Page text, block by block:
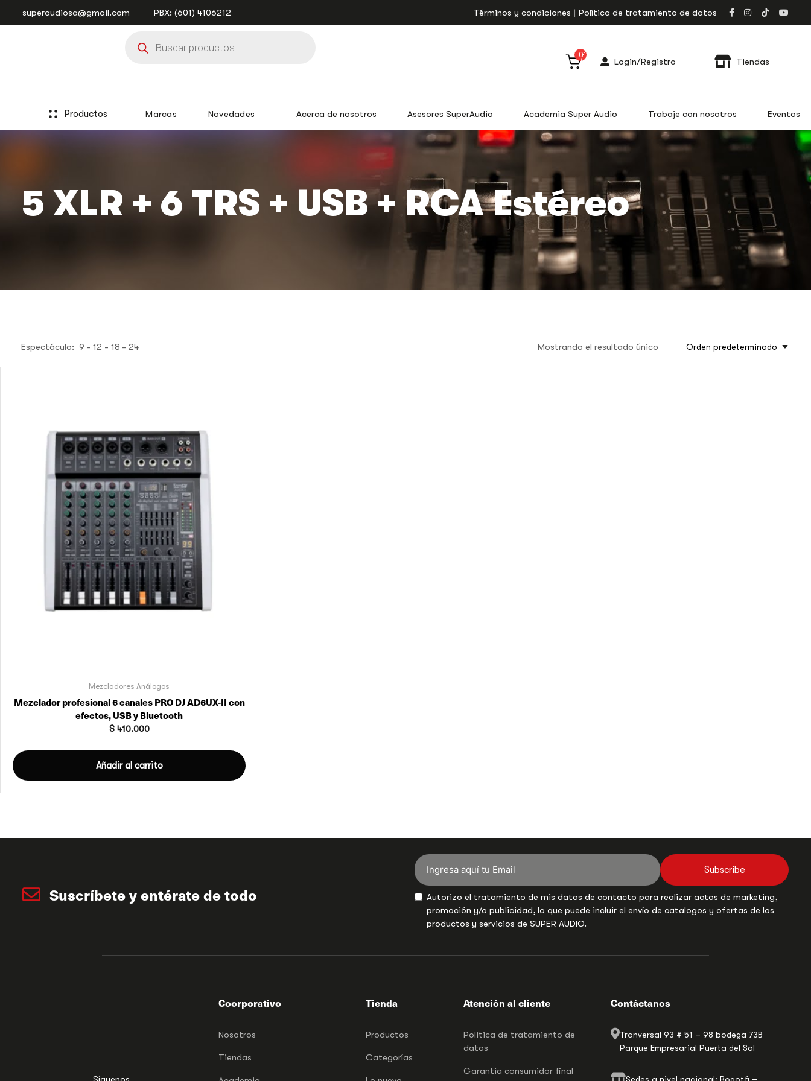
enlaces
superaudiosa@gmail.com PBX: (601) 4106212 Términos y condiciones
Política de tratamiento de datos
Búsqueda
productos
0
Login/Registro Tiendas
Productos Marcas Novedades Acerca de nosotros Asesores SuperAudio Academia Super Audio Trabaje con nosotros Eventos
5 XLR + 6 TRS + USB + RCA Estéreo
Espectáculo: 9 12 18 24 Mostrando el resultado único Orden predeterminado
Mezcladores Análogos
Mezclador profesional 6 canales PRO DJ AD6UX-II con
efectos, USB y Bluetooth
$410.000
Añadir al carrito
Suscríbete y entérate de todo
Subscribe
Autorizo el tratamiento de mis datos de contacto para realizar actos de marketing,
promoción y/o publicidad, lo que puede incluir el envío de catalogos y ofertas de los
productos y servicios de SUPER AUDIO.
Coorporativo
Nosotros
Tiendas
Tienda
Productos
Categorías
Atención al cliente
Politica de tratamiento de
datos
Garantia consumidor final
Contáctanos
Tranversal 93 # 51 – 98 bodega 73B
Parque Empresarial Puerta del Sol
Sedes a nivel nacional: Bogotá –